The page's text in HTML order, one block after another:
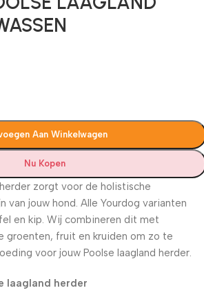
Aan Winkelwagen
Nu Kopen
zorgt voor de holistische
van jouw hond. Alle Yourdog varianten
en kip. Wij combineren dit met
groenten, fruit en kruiden om zo te
voor jouw Poolse laagland herder.
laagland herder